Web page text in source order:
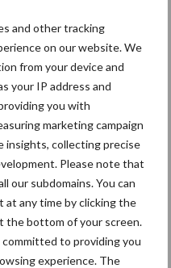
and other tracking
on our website. We
from your device and
your IP address and
you with
marketing campaign
insights, collecting precise
Please note that
our subdomains. You can
at any time by clicking the
the bottom of your screen.
to providing you
experience. The
Loonwerk
Brandstof